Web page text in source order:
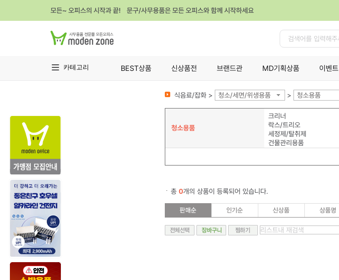
모든~ 오피스의 시작과 끝! 문구/사무용품은 모든 오피스와 함께 시작하세요
카테고리 BEST상품 신상품전 브랜드관 MD기획상품 이벤트
식음료/잡화 > 청소/세면/위생용품 > 청소용품
청소용품
크리너
락스/트리오
세정제/탈취제
건물관리용품
총 0개의 상품이 등록되어 있습니다.